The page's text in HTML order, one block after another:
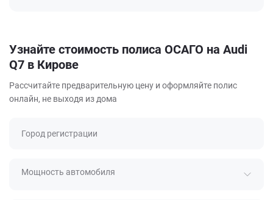
Узнайте стоимость полиса ОСАГО на Audi
Q7 в Кирове
Рассчитайте предварительную цену и оформляйте полис
онлайн, не выходя из дома
Город регистрации
Мощность автомобиля